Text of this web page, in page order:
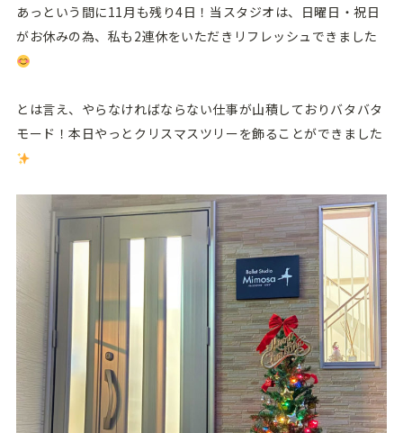
あっという間に11月も残り4日！当スタジオは、日曜日・祝日
がお休みの為、私も2連休をいただきリフレッシュできました
とは言え、やらなければならない仕事が山積しておりバタバタ
モード！本日やっとクリスマスツリーを飾ることができました